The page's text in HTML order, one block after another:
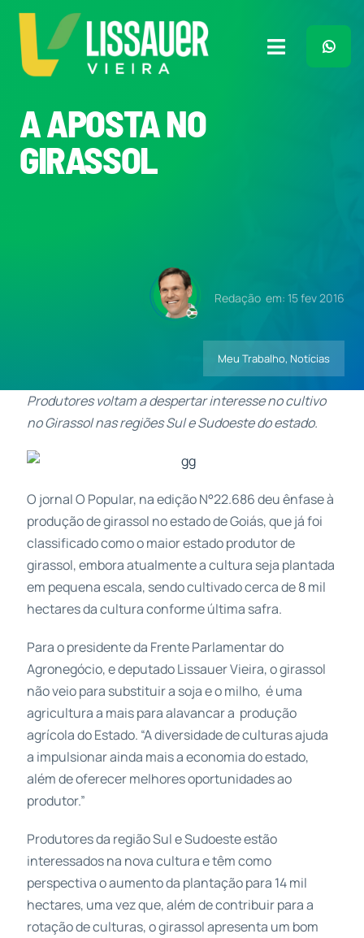
para
conteúdo
Toggle
Plano de Governo
Contatos
A APOSTA NO
GIRASSOL
Redação em: 15 fev 2016
Meu Trabalho, Notícias
Produtores voltam a despertar interesse no cultivo
no Girassol nas regiões Sul e Sudoeste do estado.
O jornal O Popular, na edição N°22.686 deu ênfase à
produção de girassol no estado de Goiás, que já foi
classificado como o maior estado produtor de
girassol, embora atualmente a cultura seja plantada
em pequena escala, sendo cultivado cerca de 8 mil
hectares da cultura conforme última safra.
Para o presidente da Frente Parlamentar do
Agronegócio, e deputado Lissauer Vieira, o girassol
não veio para substituir a soja e o milho, é uma
agricultura a mais para alavancar a produção
agrícola do Estado. “A diversidade de culturas ajuda
a impulsionar ainda mais a economia do estado,
além de oferecer melhores oportunidades ao
produtor.”
Produtores da região Sul e Sudoeste estão
interessados na nova cultura e têm como
perspectiva o aumento da plantação para 14 mil
hectares, uma vez que, além de contribuir para a
rotação de culturas, o girassol apresenta um bom